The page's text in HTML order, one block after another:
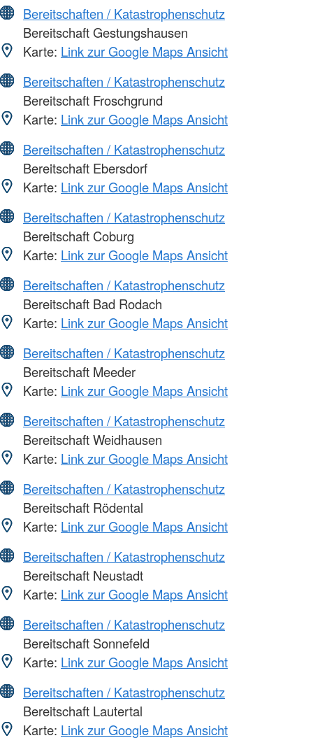
Bereitschaften / Katastrophenschutz
Bereitschaft Gestungshausen
Karte: Link zur Google Maps Ansicht
Bereitschaften / Katastrophenschutz
Bereitschaft Froschgrund
Karte: Link zur Google Maps Ansicht
Bereitschaften / Katastrophenschutz
Bereitschaft Ebersdorf
Karte: Link zur Google Maps Ansicht
Bereitschaften / Katastrophenschutz
Bereitschaft Coburg
Karte: Link zur Google Maps Ansicht
Bereitschaften / Katastrophenschutz
Bereitschaft Bad Rodach
Karte: Link zur Google Maps Ansicht
Bereitschaften / Katastrophenschutz
Bereitschaft Meeder
Karte: Link zur Google Maps Ansicht
Bereitschaften / Katastrophenschutz
Bereitschaft Weidhausen
Karte: Link zur Google Maps Ansicht
Bereitschaften / Katastrophenschutz
Bereitschaft Rödental
Karte: Link zur Google Maps Ansicht
Bereitschaften / Katastrophenschutz
Bereitschaft Neustadt
Karte: Link zur Google Maps Ansicht
Bereitschaften / Katastrophenschutz
Bereitschaft Sonnefeld
Karte: Link zur Google Maps Ansicht
Bereitschaften / Katastrophenschutz
Bereitschaft Lautertal
Karte: Link zur Google Maps Ansicht